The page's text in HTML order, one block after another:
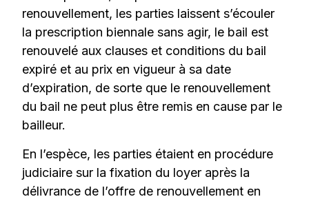
renouvellement, les parties laissent s’écouler
la prescription biennale sans agir, le bail est
renouvelé aux clauses et conditions du bail
expiré et au prix en vigueur à sa date
d’expiration, de sorte que le renouvellement
du bail ne peut plus être remis en cause par le
bailleur.
En l’espèce, les parties étaient en procédure
judiciaire sur la fixation du loyer après la
délivrance de l’offre de renouvellement en